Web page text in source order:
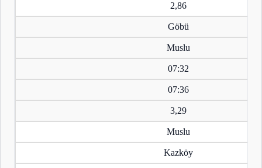
2,86
Göbü
Muslu
07:32
07:36
3,29
Muslu
Kazköy